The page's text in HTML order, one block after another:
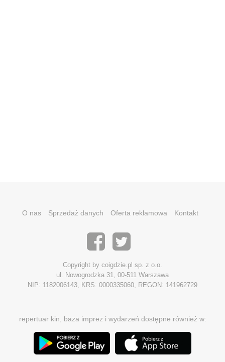
O nas Sprzedaż danych Oferta reklamowa Kontakt
Copyright by coigdzie.pl sp. z o.o.
ul. Nowogrodzka 31, 00-511 Warszawa
NIP: 1182006143, KRS: 0000335060, REGON: 141962729
repertuar kin, baza imprez i wydarzeń dostępne również w: